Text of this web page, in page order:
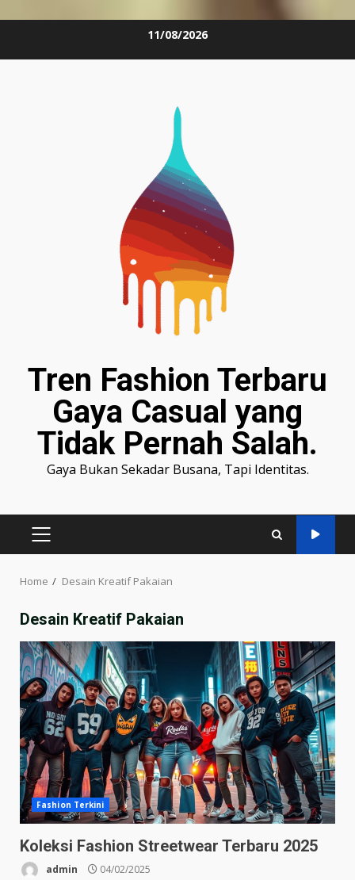
11/08/2026
Tren Fashion Terbaru
Gaya Casual yang
Tidak Pernah Salah.
Gaya Bukan Sekadar Busana, Tapi Identitas.
PRIMARY
Home Desain Kreatif Pakaian
Desain Kreatif Pakaian
Fashion Terkini
Koleksi Fashion Streetwear Terbaru 2025
admin 04/02/2025